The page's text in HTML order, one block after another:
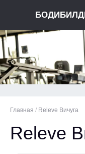
Главная / Releve Вичуга
Releve